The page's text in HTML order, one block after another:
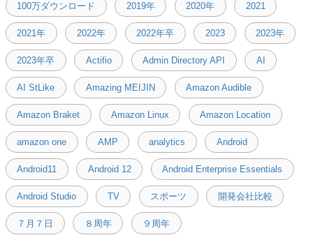
100万ダウンロード 2019年 2020年 2021
2021年 2022年 2022年卒 2023 2023年
2023年卒 Actifio Admin Directory API AI
AI StLike Amazing MEIJIN Amazon Audible
Amazon Braket Amazon Linux Amazon Location
amazon one AMP analytics Android
Android11 Android 12 Android Enterprise Essentials
Android Studio TV スポーツ 開発会社比較
７月７日 ８周年 ９周年